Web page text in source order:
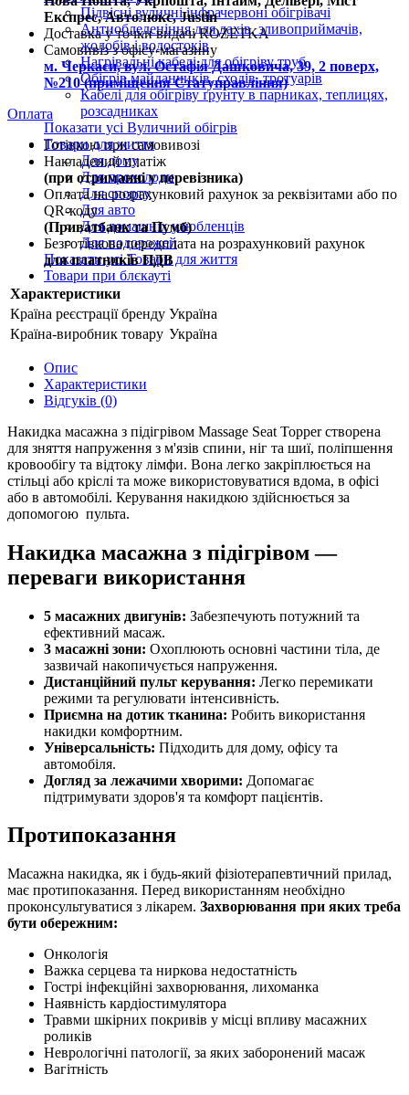
Підвісні вуличні інфрачервоні обігрівачі
Антиобледеніння для дахів, зливоприймачів,
жолобів і водостоків
Нагрівальні кабелі для обігріву труб
Обігрів майданчиків, сходів, тротуарів
Кабелі для обігріву ґрунту в парниках, теплицях,
розсадниках
Показати усі Вуличний обігрів
Товари для життя
Для дому
Для прохолоди
Для спорту
Для авто
Для домашніх улюбленців
Для подорожей
Показати усі Товари для життя
Товари при блєкауті
Експрес, Автолюкс, Justin
Доставка у точки видачі ROZETKA
Самовивіз з офісу-магазину
м. Черкаси, вул. Остафія Дашковича, 39, 2 поверх,
№210 (приміщення Статуправління)
Оплата
Готівкою при самовивозі
Накладений платіж
(при отриманні у перевізника)
Оплата на розрахунковий рахунок за реквізитами або по
QR-коду
(Приватбанк та Пумб)
Безготівкова передплата на розрахунковий рахунок
для платників ПДВ
Характеристики
Країна реєстрації бренду Україна
Країна-виробник товару Україна
Опис
Характеристики
Відгуків (0)
Накидка масажна з підігрівом Massage Seat Topper створена
для зняття напруження з м'язів спини, ніг та шиї, поліпшення
кровообігу та відтоку лімфи. Вона легко закріплюється на
стільці або кріслі та може використовуватися вдома, в офісі
або в автомобілі. Керування накидкою здійснюється за
допомогою пульта.
Накидка масажна з підігрівом —
переваги використання
5 масажних двигунів: Забезпечують потужний та
ефективний масаж.
3 масажні зони: Охоплюють основні частини тіла, де
зазвичай накопичується напруження.
Дистанційний пульт керування: Легко перемикати
режими та регулювати інтенсивність.
Приємна на дотик тканина: Робить використання
накидки комфортним.
Універсальність: Підходить для дому, офісу та
автомобіля.
Догляд за лежачими хворими: Допомагає
підтримувати здоров'я та комфорт пацієнтів.
Протипоказання
Масажна накидка, як і будь-який фізіотерапевтичний прилад,
має протипоказання. Перед використанням необхідно
проконсультуватися з лікарем. Захворювання при яких треба
бути обережним:
Онкологія
Важка серцева та ниркова недостатність
Гострі інфекційні захворювання, лихоманка
Наявність кардіостимулятора
Травми шкірних покривів у місці впливу масажних
роликів
Неврологічні патології, за яких заборонений масаж
Вагітність